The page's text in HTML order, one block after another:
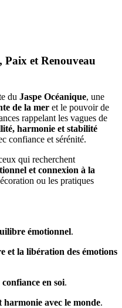
Paix et Renouveau
du Jaspe Océanique, une
de la mer et le pouvoir de
rappelant les vagues de
harmonie et stabilité
confiance et sérénité.
qui recherchent
et connexion à la
ou les pratiques
émotionnel.
et la libération des émotions
en soi.
avec le monde.